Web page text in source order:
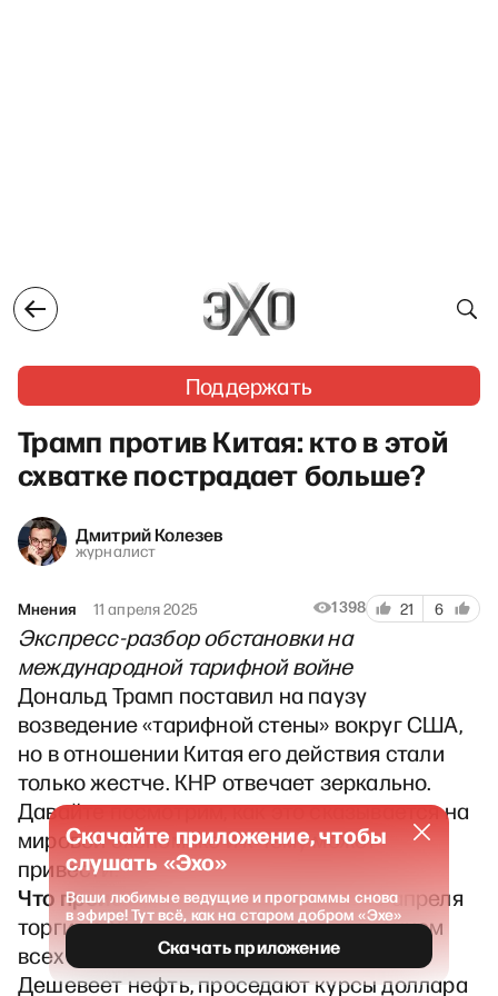
Поддержать
Трамп против Китая: кто в этой
схватке пострадает больше?
Дмитрий Колезев
журналист
Мнения 11 апреля 2025 1398 21 6
Экспресс-разбор обстановки на
международной тарифной войне
Дональд Трамп поставил на паузу
возведение «тарифной стены» вокруг США,
но в отношении Китая его действия стали
только жестче. КНР отвечает зеркально.
Давайте посмотрим, как это сказывается на
мировой экономике и к чему может
привести.
Что происходит на рынках США?10 апреля
торги на Уолл-стрит закрылись падением
всех ключевых индексов от2,5 до 4,3%
Дешевеет нефть, проседают курсы доллара
Скачайте приложение, чтобы
слушать «Эхо»
Ваши любимые ведущие и программы снова
в эфире! Тут всё, как на старом добром «Эхе»
Скачать приложение